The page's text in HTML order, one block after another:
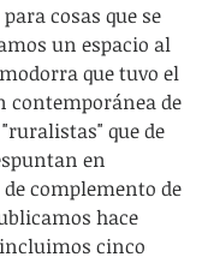
cosas que se
un espacio al
que tuvo el
contemporánea de
que de
en
complemento de
hace
cinco